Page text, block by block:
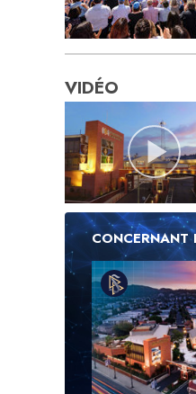
VIDÉO
CONCERNANT